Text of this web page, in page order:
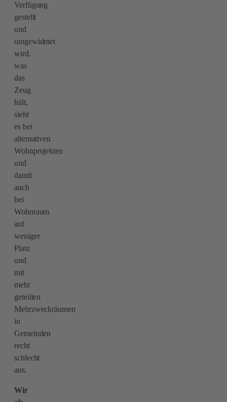
Verfügung
gestellt
und
umgewidmet
wird,
was
das
Zeug
hält,
sieht
es bei
alternativen
Wohnprojekten
und
damit
auch
bei
Wohnraum
auf
weniger
Platz
und
mit
mehr
geteilten
Mehrzweckräumen
in
Gemeinden
recht
schlecht
aus.
Wir